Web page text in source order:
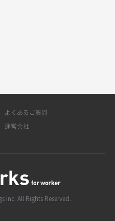
よくあるご質問
運営会社
Inc. All Rights Reserved.